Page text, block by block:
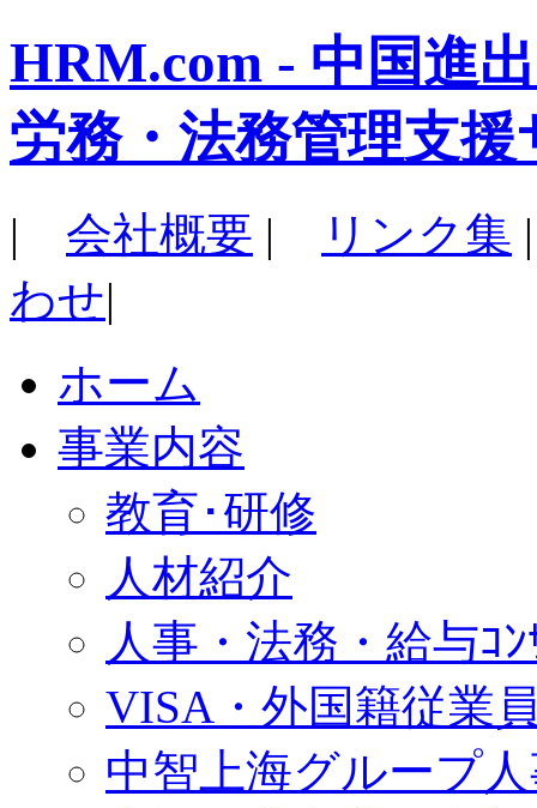
HRM.com - 中国進
労務・法務管理支援
| 会社概要 | リンク集
わせ|
ホーム
事業内容
教育･研修
人材紹介
人事・法務・給与ｺﾝ
VISA・外国籍従業
中智上海グループ